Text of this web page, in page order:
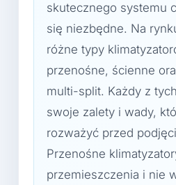
skutecznego systemu
się niezbędne. Na
różne typy
przenośne, ścienne
multi-split. Każdy z
swoje zalety i wady,
rozważyć przed
Przenośne
przemieszczenia i nie